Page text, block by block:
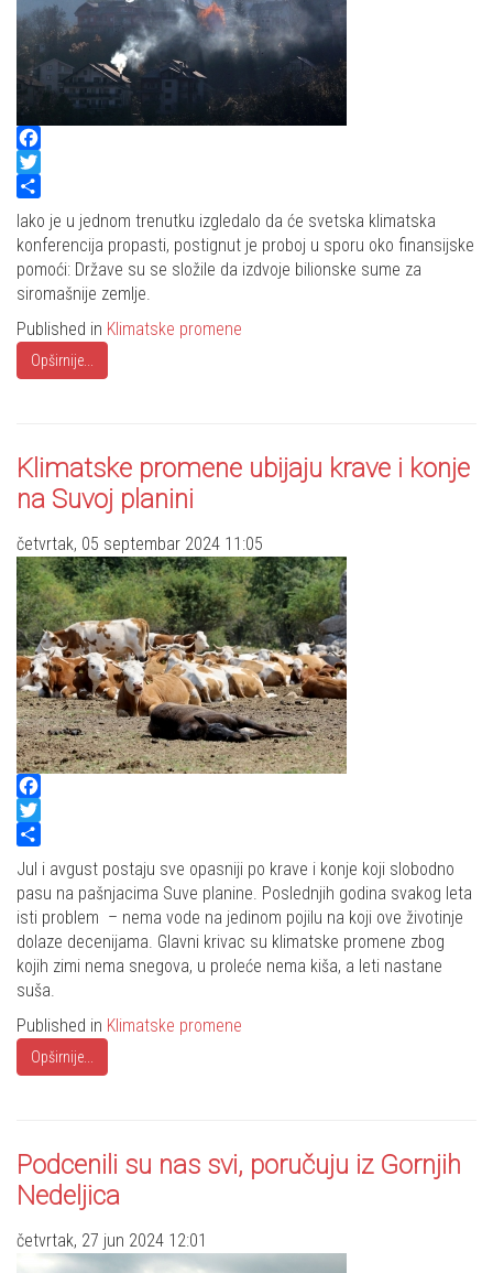
Facebook
Twitter
Share
Iako je u jednom trenutku izgledalo da će svetska klimatska
konferencija propasti, postignut je proboj u sporu oko finansijske
pomoći: Države su se složile da izdvoje bilionske sume za
siromašnije zemlje.
Published in Klimatske promene
Opširnije...
Klimatske promene ubijaju krave i konje
na Suvoj planini
četvrtak, 05 septembar 2024 11:05
Facebook
Twitter
Share
Jul i avgust postaju sve opasniji po krave i konje koji slobodno
pasu na pašnjacima Suve planine. Poslednjih godina svakog leta
isti problem – nema vode na jedinom pojilu na koji ove životinje
dolaze decenijama. Glavni krivac su klimatske promene zbog
kojih zimi nema snegova, u proleće nema kiša, a leti nastane
suša.
Published in Klimatske promene
Opširnije...
Podcenili su nas svi, poručuju iz Gornjih
Nedeljica
četvrtak, 27 jun 2024 12:01